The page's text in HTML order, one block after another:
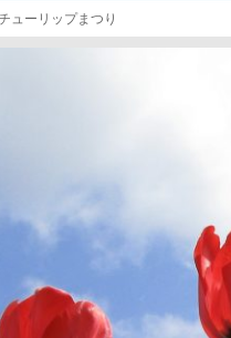
ューリップまつり